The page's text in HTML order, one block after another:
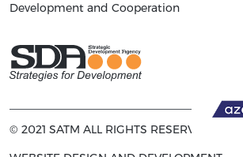
Development and Cooperation
© 2021 SATM ALL RIGHTS RESERVED